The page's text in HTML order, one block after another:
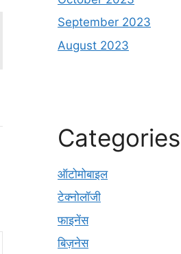
September 2023
August 2023
Categories
ऑटोमोबाइल
टेक्नोलॉजी
फाइनेंस
बिज़नेस